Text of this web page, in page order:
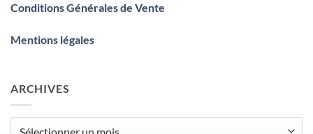
Conditions Générales de Vente
Mentions légales
ARCHIVES